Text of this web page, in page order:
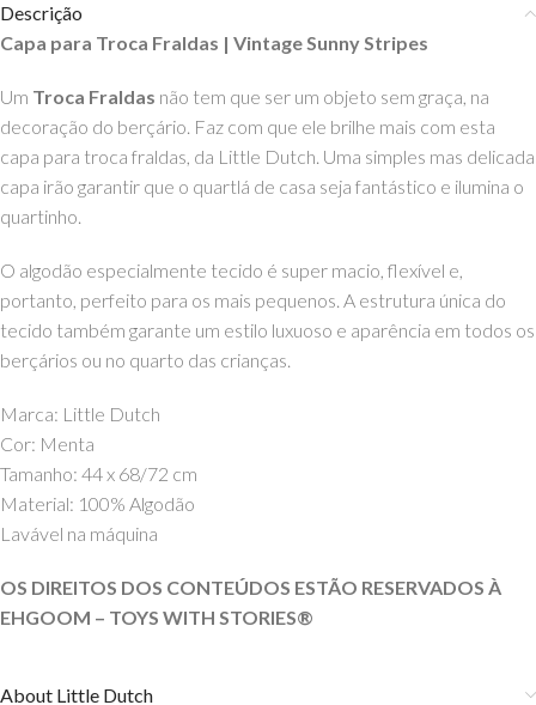
Descrição
Capa para Troca Fraldas | Vintage Sunny Stripes
Um Troca Fraldas não tem que ser um objeto sem graça, na
decoração do berçário. Faz com que ele brilhe mais com esta
capa para troca fraldas, da Little Dutch. Uma simples mas delicada
capa irão garantir que o quartlá de casa seja fantástico e ilumina o
quartinho.
O algodão especialmente tecido é super macio, flexível e,
portanto, perfeito para os mais pequenos. A estrutura única do
tecido também garante um estilo luxuoso e aparência em todos os
berçários ou no quarto das crianças.
Marca: Little Dutch
Cor: Menta
Tamanho: 44 x 68/72 cm
Material: 100% Algodão
Lavável na máquina
OS DIREITOS DOS CONTEÚDOS ESTÃO RESERVADOS À
EHGOOM – TOYS WITH STORIES®️
About Little Dutch